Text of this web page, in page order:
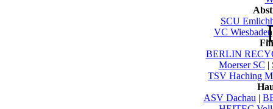
SCU
VC Wiesbaden
BERLIN
Moerser SC |
TSV Haching
ASV Dachau |